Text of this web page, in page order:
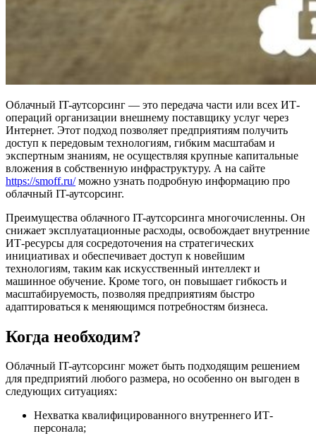
Облачный IT-аутсорсинг — это передача части или всех ИТ-
операций организации внешнему поставщику услуг через
Интернет. Этот подход позволяет предприятиям получить
доступ к передовым технологиям, гибким масштабам и
экспертным знаниям, не осуществляя крупные капитальные
вложения в собственную инфраструктуру. А на сайте
https://smoff.ru/можно узнать подробную информацию про
облачный IT-аутсорсинг.
Преимущества облачного IT-аутсорсинга многочисленны. Он
снижает эксплуатационные расходы, освобождает внутренние
ИТ-ресурсы для сосредоточения на стратегических
инициативах и обеспечивает доступ к новейшим
технологиям, таким как искусственный интеллект и
машинное обучение. Кроме того, он повышает гибкость и
масштабируемость, позволяя предприятиям быстро
адаптироваться к меняющимся потребностям бизнеса.
Когда необходим?
Облачный IT-аутсорсинг может быть подходящим решением
для предприятий любого размера, но особенно он выгоден в
следующих ситуациях:
Нехватка квалифицированного внутреннего ИТ-
персонала;